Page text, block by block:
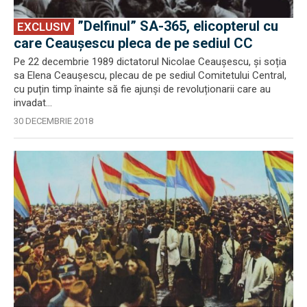
EXCLUSIV
care Ceaușescu pleca de pe sediul CC
Pe 22 decembrie 1989 dictatorul Nicolae Ceaușescu, și soția
sa Elena Ceaușescu, plecau de pe sediul Comitetului Central,
cu puțin timp înainte să fie ajunși de revoluționarii care au
invadat...
30 DECEMBRIE 2018